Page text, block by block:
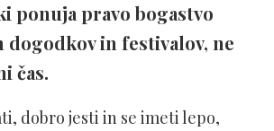
ponuja pravo bogastvo
in festivalov, ne
čas.
dobro jesti in se imeti lepo,